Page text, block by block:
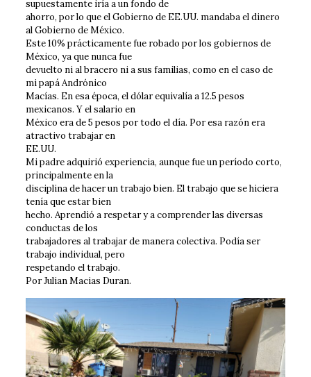
supuestamente iría a un fondo de
ahorro, por lo que el Gobierno de EE.UU. mandaba el dinero
al Gobierno de México.
Este 10% prácticamente fue robado por los gobiernos de
México, ya que nunca fue
devuelto ni al bracero ni a sus familias, como en el caso de
mi papá Andrónico
Macías. En esa época, el dólar equivalía a 12.5 pesos
mexicanos. Y el salario en
México era de 5 pesos por todo el día. Por esa razón era
atractivo trabajar en
EE.UU.
Mi padre adquirió experiencia, aunque fue un período corto,
principalmente en la
disciplina de hacer un trabajo bien. El trabajo que se hiciera
tenía que estar bien
hecho. Aprendió a respetar y a comprender las diversas
conductas de los
trabajadores al trabajar de manera colectiva. Podía ser
trabajo individual, pero
respetando el trabajo.
Por Julian Macias Duran.